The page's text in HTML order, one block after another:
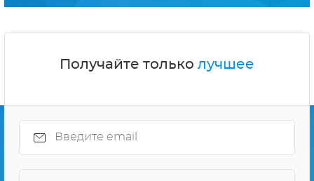
Получайте только лучшее